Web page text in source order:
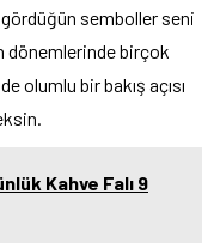
semboller seni
dönemlerinde birçok
olumlu bir bakış açısı
Kahve Falı 9